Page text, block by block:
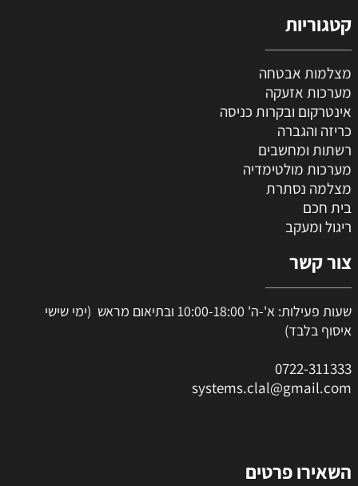
קטגוריות
מצלמות אבטחה
מערכות אזעקה
אינטרקום ובקרות כניסה
כריזה והגברה
רשתות ומחשבים
מערכות מולטימדיה
מצלמה נסתרת
בית חכם
ריגול ומעקב
צור קשר
שעות פעילות: א'-ה' 10:00-18:00 ובתיאום מראש (ימי שישי
איסוף בלבד)
0722-311333
systems.clal@gmail.com
השאירו פרטים